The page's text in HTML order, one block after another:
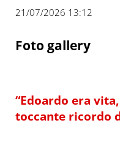
21/07/2026 13:12
Foto gallery
“Edoardo era
toccante ricordo